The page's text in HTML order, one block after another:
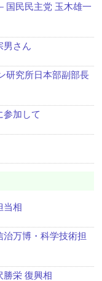
国民民主党 玉木雄一
さん
研究所日本部副部長
参加して
当相
万博・科学技術担
栄 復興相